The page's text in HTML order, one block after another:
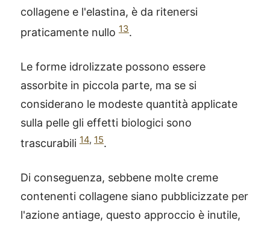
collagene e l'elastina, è da ritenersi
praticamente nullo 13.
Le forme idrolizzate possono essere
assorbite in piccola parte, ma se si
considerano le modeste quantità applicate
sulla pelle gli effetti biologici sono
trascurabili 14, 15.
Di conseguenza, sebbene molte creme
contenenti collagene siano pubblicizzate per
l'azione antiage, questo approccio è inutile,